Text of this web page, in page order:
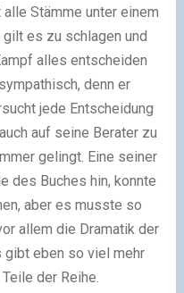
Stämme unter einem
gilt es zu schlagen und
alles entscheiden
denn er
jede Entscheidung
auf seine Berater zu
gelingt. Eine seiner
des Buches hin, konnte
aber es musste so
allem die Dramatik der
gibt eben so viel mehr
der Reihe.